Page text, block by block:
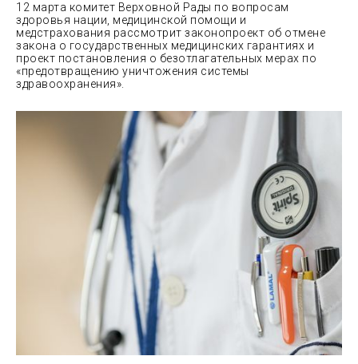
12 марта комитет Верховной Рады по вопросам
здоровья нации, медицинской помощи и
медстрахования рассмотрит законопроект об отмене
закона о государственных медицинских гарантиях и
проект постановления о безотлагательных мерах по
«предотвращению уничтожения системы
здравоохранения».